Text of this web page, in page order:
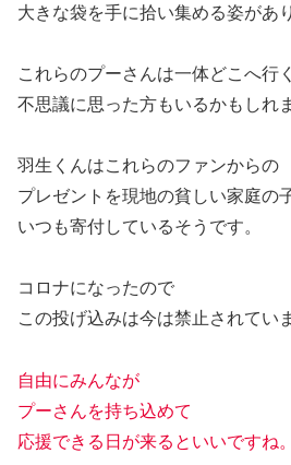
大きな袋を手に拾い集める姿があ
これらのプーさんは一体どこへ行
不思議に思った方もいるかもしれ
羽生くんはこれらのファンからの
プレゼントを現地の貧しい家庭の
いつも寄付しているそうです。
コロナになったので
この投げ込みは今は禁止されてい
自由にみんなが
プーさんを持ち込めて
応援できる日が来るといいですね。